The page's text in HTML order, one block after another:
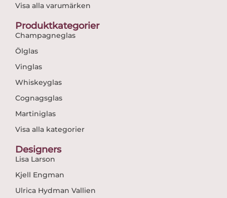
Visa alla varumärken
Produktkategorier
Champagneglas
Ölglas
Vinglas
Whiskeyglas
Cognagsglas
Martiniglas
Visa alla kategorier
Designers
Lisa Larson
Kjell Engman
Ulrica Hydman Vallien